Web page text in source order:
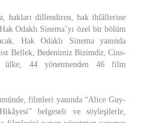
hakları dillendiren, hak ihlâllerine
Odaklı Sinema’yı özel bir bölüm
Hak Odaklı Sinema yanında
Bellek, Bedenimiz Bizimdir, Cins-
ülke, 44 yönetmenden 46 film
filmleri yanında “Alice Guy-
belgeseli ve söyleşilerle,